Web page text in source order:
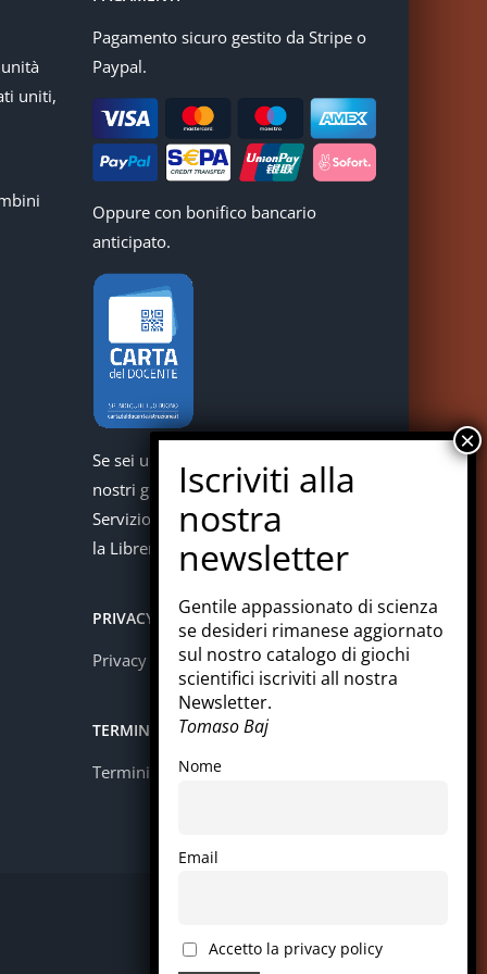
uniti,
Pagamento sicuro gestito da Stripe o
Paypal.
Oppure con bonifico bancario
anticipato.
Se sei un docente puoi acquistare i
nostri giochi con la carta del docente.
Servizio offerto in collaborazione con
la Libreria Colosi di Messina.
PRIVACY
Privacy policy
TERMINI E CONDIZIONI
Termini e condizioni
Gentile appassionato di scienza
se desideri rimanese aggiornato
sul nostro catalogo di giochi
scientifici iscriviti all nostra
Newsletter.
Tomaso Baj
Nome
Email
Accetto la privacy policy